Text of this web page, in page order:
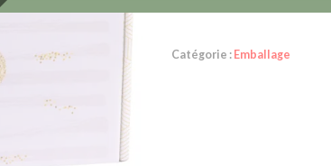
Catégorie : Emballage